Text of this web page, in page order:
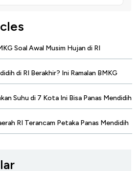
Soal Awal Musim Hujan di RI
di RI Berakhir? Ini Ramalan BMKG
Suhu di 7 Kota Ini Bisa Panas Mendidih
RI Terancam Petaka Panas Mendidih